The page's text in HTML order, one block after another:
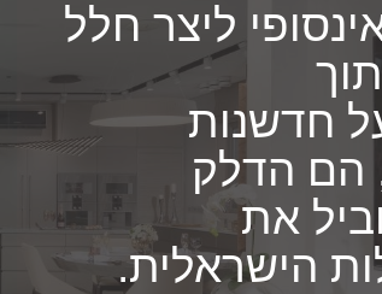
ליצר חלל
חדשנות
הם הדלק
את
הישראלית.